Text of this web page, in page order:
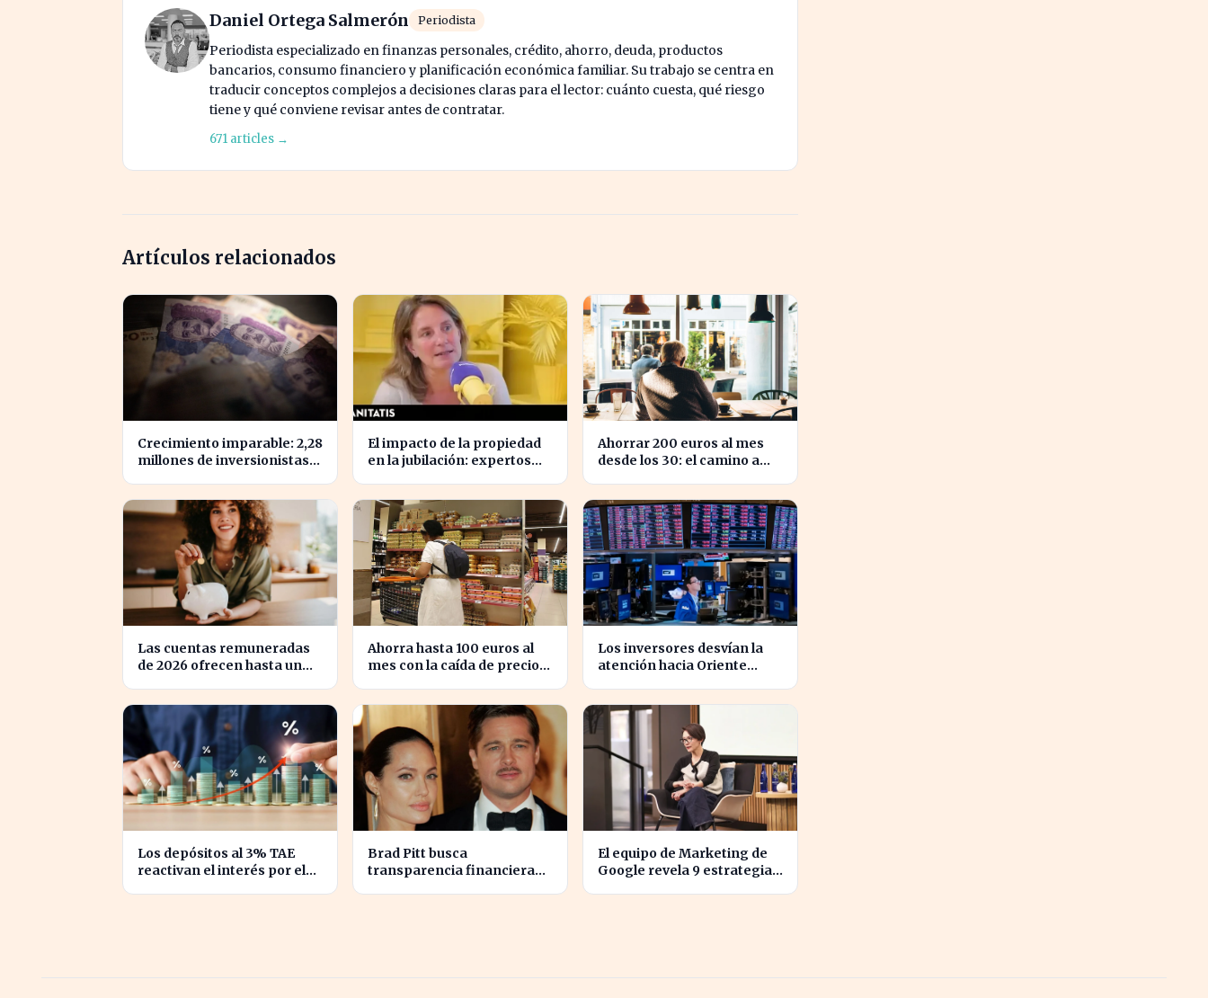
Daniel Ortega Salmerón Periodista
Periodista especializado en finanzas personales, crédito, ahorro, deuda, productos
bancarios, consumo financiero y planificación económica familiar. Su trabajo se centra en
traducir conceptos complejos a decisiones claras para el lector: cuánto cuesta, qué riesgo
tiene y qué conviene revisar antes de contratar.
671 articles →
Artículos relacionados
Crecimiento imparable: 2,28
millones de inversionistas
El impacto de la propiedad
en la jubilación: expertos
Ahorrar 200 euros al mes
desde los 30: el camino a
Las cuentas remuneradas
de 2026 ofrecen hasta un
Ahorra hasta 100 euros al
mes con la caída de precios
Los inversores desvían la
atención hacia Oriente
Los depósitos al 3% TAE
reactivan el interés por el
Brad Pitt busca
transparencia financiera
El equipo de Marketing de
Google revela 9 estrategias